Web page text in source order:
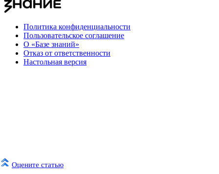
Оцените статью
Политика конфиденциальности
Пользовательское соглашение
О «Базе знаний»
Отказ от ответственности
Настольная версия